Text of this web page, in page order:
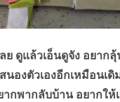
ล้วเอ็นดูจัง อยากลุ้นว่
องตัวเองอีกเหมือนเดิ
ากพากลับบ้าน อยากใ